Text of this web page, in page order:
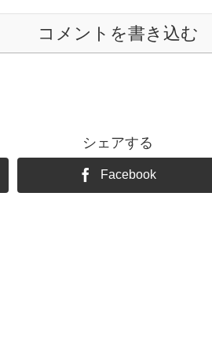
コメントを書き込む
シェアする
Facebook